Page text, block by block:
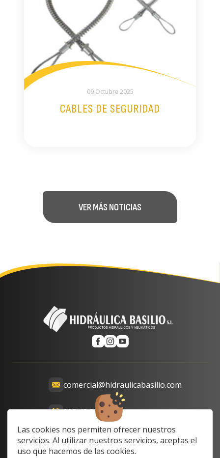
Las cookies nos permiten ofrecer nuestros
servicios. Al utilizar nuestros servicios, aceptas el
uso que hacemos de las cookies.
09 Octubre 2025
CABLES DE SEGURIDAD
VER MÁS NOTICIAS
comercial@hidraulicabasilio.com
928 48 89 99
Calle Prof. Lozano, 13-15,
35008 Las Palmas de Gran
Canaria, Las Palmas, Spain